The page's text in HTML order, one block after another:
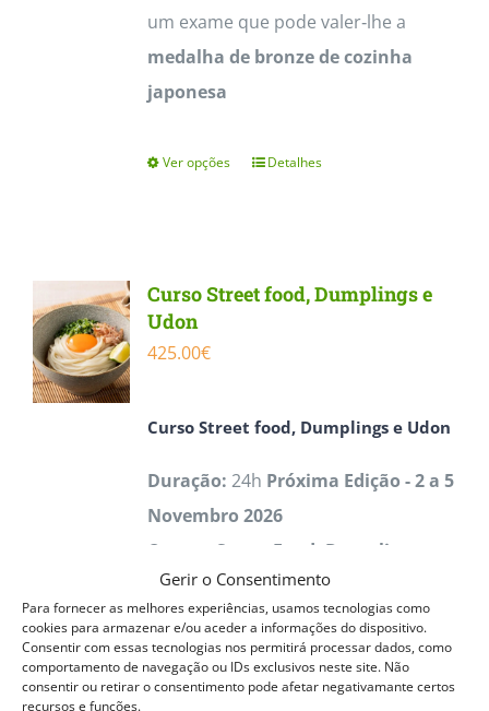
Gerir o Consentimento
Para fornecer as melhores experiências, usamos tecnologias como
cookies para armazenar e/ou aceder a informações do dispositivo.
Consentir com essas tecnologias nos permitirá processar dados, como
comportamento de navegação ou IDs exclusivos neste site. Não
consentir ou retirar o consentimento pode afetar negativamante certos
recursos e funções.
um exame que pode valer‑lhe a
medalha de bronze de cozinha
japonesa
Ver opções
This
variants.
chosen
on
product
page
Detalhes
Curso Street food, Dumplings e
Udon
425.00€
Curso Street food, Dumplings e Udon
Duração: 24h Próxima Edição - 2 a 5
Novembro 2026
O curso
Street Food, Dumplings e
Udon ACPPoferece uma formação
prática e completa na confeção de
pratos da cozinha japonesa rápida e
tradicional. Os participantes